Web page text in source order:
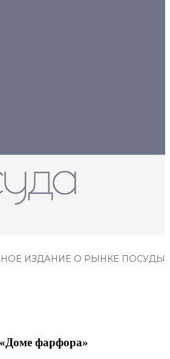
ИЗДАНИЕ О РЫНКЕ ПОСУДЫ
фарфора»